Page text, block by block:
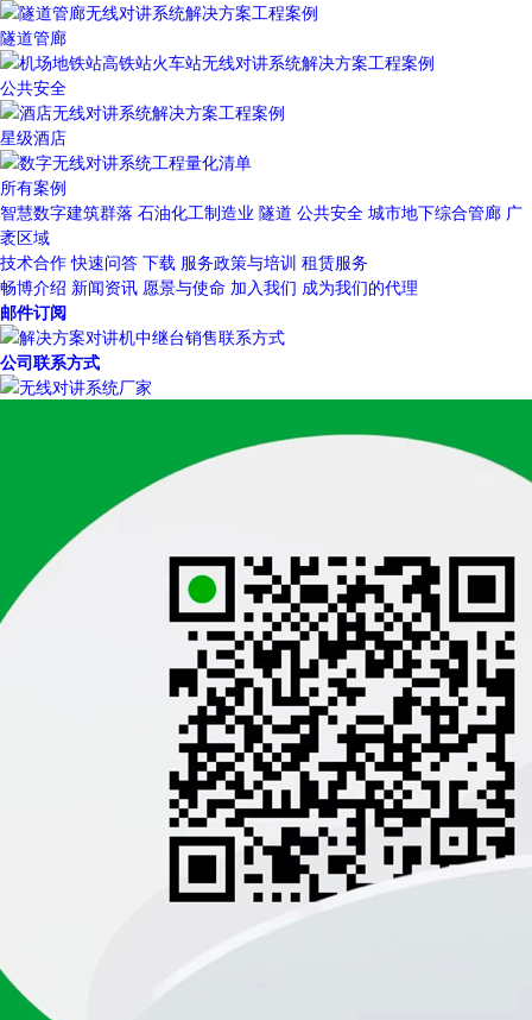
隧道管廊
公共安全
星级酒店
所有案例
智慧数字建筑群落 石油化工制造业 隧道 公共安全 城市地下综合管廊 广
袤区域
技术合作 快速问答 下载 服务政策与培训 租赁服务
畅博介绍 新闻资讯 愿景与使命 加入我们 成为我们的代理
邮件订阅
公司联系方式